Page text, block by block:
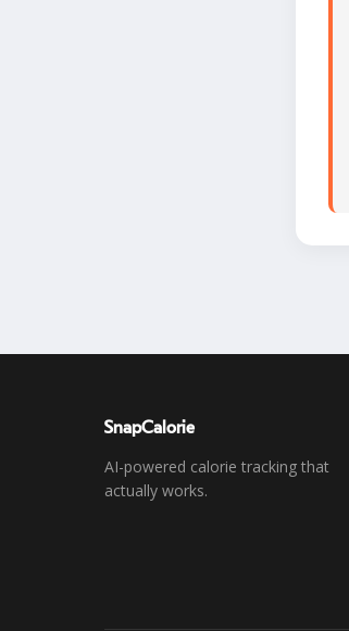
SnapCalorie
AI-powered calorie tracking that
actually works.